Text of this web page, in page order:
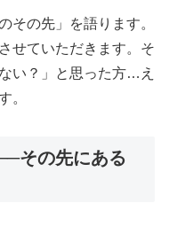
その先」を語ります。
せていただきます。そ
い？」と思った方…え
。
その先にある